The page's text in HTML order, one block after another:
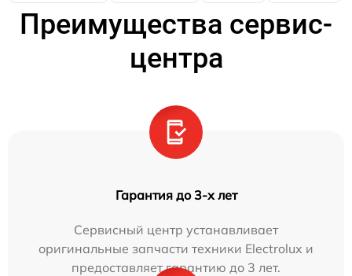
Преимущества сервис-
центра
Гарантия до 3-х лет
Сервисный центр устанавливает
оригинальные запчасти техники Electrolux и
предоставляет гарантию до 3 лет.